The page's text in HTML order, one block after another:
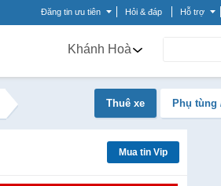
Đăng tin ưu tiên Hỏi & đáp Hỗ trợ
Khánh Hoà
Thuê xe Phụ
Mua tin Vip